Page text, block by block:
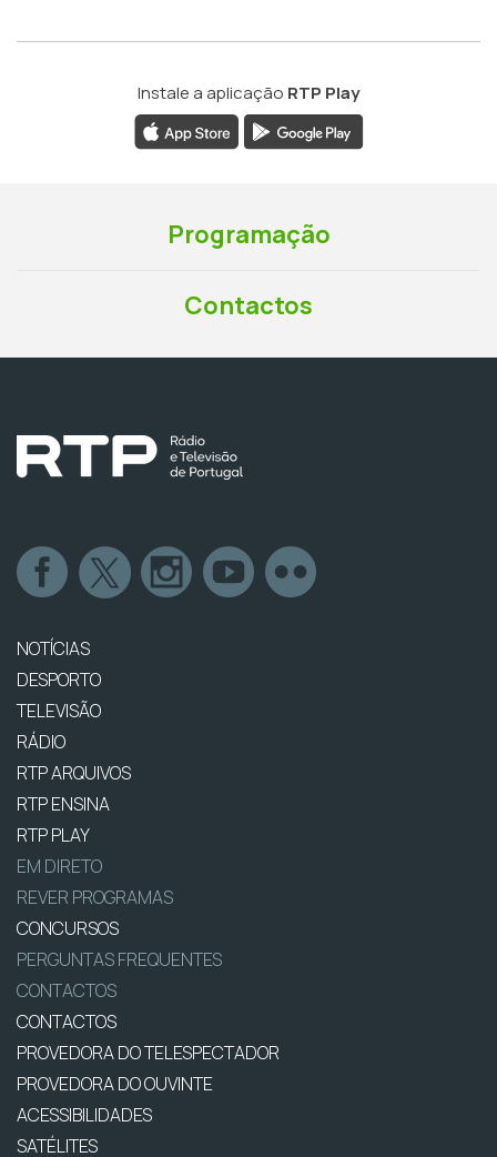
Instale a aplicação RTP Play
Programação
Contactos
NOTÍCIAS
DESPORTO
TELEVISÃO
RÁDIO
RTP ARQUIVOS
RTP ENSINA
RTP PLAY
EM DIRETO
REVER PROGRAMAS
CONCURSOS
PERGUNTAS FREQUENTES
CONTACTOS
CONTACTOS
PROVEDORA DO TELESPECTADOR
PROVEDORA DO OUVINTE
ACESSIBILIDADES
SATÉLITES